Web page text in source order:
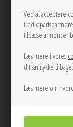
Ved at acceptere
tilpasse annoncer
Læs mere i vores
dit samtykke
Læs mere om